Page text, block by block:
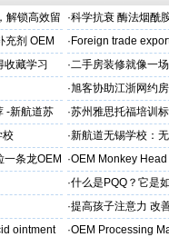
解锁高效留
·科学抗衰 酶法烟酰
M/ODM定制
充剂 OEM
· Foreign trade
藏学习 ·二手房装修就像一
糟心！看完这篇再开
·旭客协助江浙网约
标杆
-新航道苏
·苏州雅思托福培训
率领先
校 ·新航道无锡学校：
条龙OEM
·OEM Monkey
aps
·什么是PQQ？它是
·提高孩子注意力 改
ointment ·OEM Processing